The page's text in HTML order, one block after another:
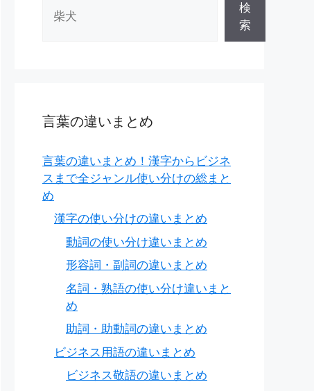
検
索
言葉の違いまとめ
言葉の違いまとめ！漢字からビジネ
スまで全ジャンル使い分けの総まと
め
漢字の使い分けの違いまとめ
動詞の使い分け違いまとめ
形容詞・副詞の違いまとめ
名詞・熟語の使い分け違いまと
め
助詞・助動詞の違いまとめ
ビジネス用語の違いまとめ
ビジネス敬語の違いまとめ